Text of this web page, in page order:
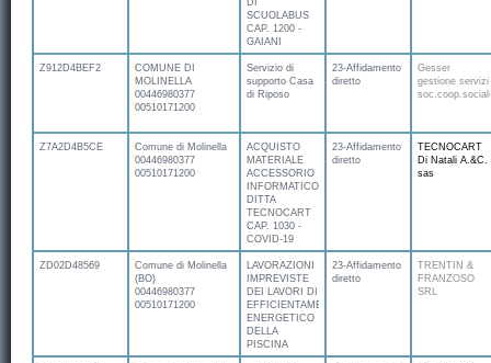
DI
SCUOLABUS
CAP. 1200 -
GAIANI
Z912D4BEF2
COMUNE DI
MOLINELLA
00446980377
00510171200
Servizio di
supporto Casa
di Riposo
23-Affidamento
diretto
Gesser
gestione servizi
Z7A2D4B5CE
Comune di Molinella
00446980377
00510171200
ACQUISTO
MATERIALE
ACCESSORIO
INFORMATICO.
DITTA
TECNOCART
CAP. 1030 -
COVID-19
23-Affidamento
diretto
TECNOCART
Di Natali A.&C.
sas
ZD02D48569
Comune di Molinella
(BO)
00446980377
00510171200
LAVORAZIONI
IMPREVISTE
DEI LAVORI DI
EFFICIENTAMENTO
ENERGETICO
DELLA
PISCINA
23-Affidamento
diretto
TRENTIN &
FRANZOSO
SRL